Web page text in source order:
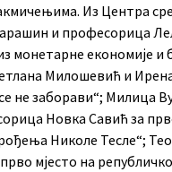
Из Центра
и професорица
монетарне економије и
Милошевић и
не заборави“; Милица
Новка Савић за
Николе Тесле“;
мјесто на